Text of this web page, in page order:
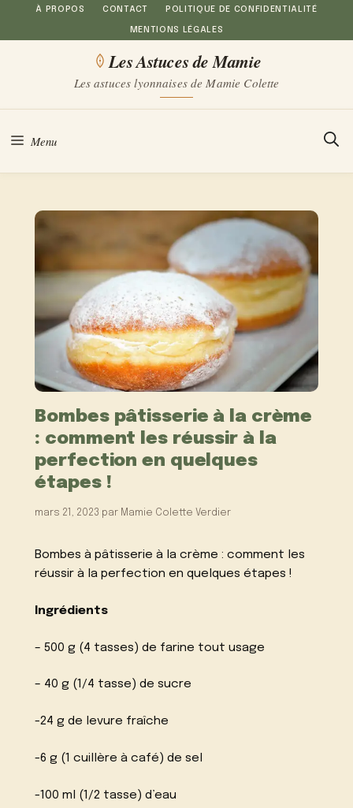
Aller
au
À PROPOS CONTACT POLITIQUE DE CONFIDENTIALITÉ
MENTIONS LÉGALES
Les Astuces de Mamie
Les astuces lyonnaises de Mamie Colette
Menu
Bombes pâtisserie à la crème
: comment les réussir à la
perfection en quelques
étapes !
mars 21, 2023 par Mamie Colette Verdier
Bombes à pâtisserie à la crème : comment les
réussir à la perfection en quelques étapes !
Ingrédients
– 500 g (4 tasses) de farine tout usage
– 40 g (1/4 tasse) de sucre
-24 g de levure fraîche
-6 g (1 cuillère à café) de sel
-100 ml (1/2 tasse) d’eau